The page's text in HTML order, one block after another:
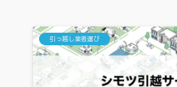
引っ越し業者選び